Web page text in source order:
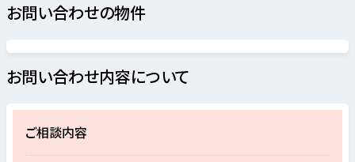
お問い合わせの物件
お問い合わせ内容について
ご相談内容